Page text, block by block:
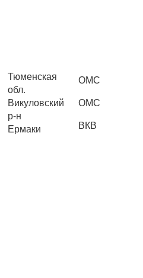
Тюменская
обл.
Викуловский
р-н
Ермаки
ОМС
ОМС
ВКВ